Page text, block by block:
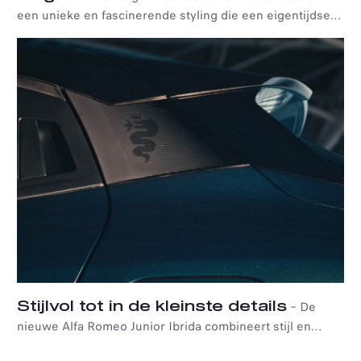
een unieke en fascinerende styling die een eigentijdse
herinterpretatie van Alfa Romeo's rijke traditie
vertegenwoordigen: de designs zijn daardoor modern en
tegelijkertijd een eerbetoon aan het erfgoed van Alfa
Romeo.
Stijlvol tot in de kleinste details – De
nieuwe Alfa Romeo Junior Ibrida combineert stijl en